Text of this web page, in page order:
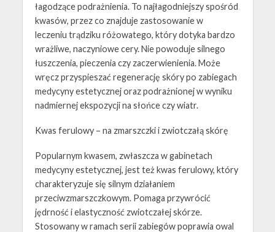
łagodzące podrażnienia. To najłagodniejszy spośród
kwasów, przez co znajduje zastosowanie w
leczeniu trądziku różowatego, który dotyka bardzo
wrażliwe, naczyniowe cery. Nie powoduje silnego
łuszczenia, pieczenia czy zaczerwienienia. Może
wręcz przyspieszać regenerację skóry po zabiegach
medycyny estetycznej oraz podrażnionej w wyniku
nadmiernej ekspozycji na słońce czy wiatr.
Kwas ferulowy – na zmarszczki i zwiotczałą skórę
Popularnym kwasem, zwłaszcza w gabinetach
medycyny estetycznej, jest też kwas ferulowy, który
charakteryzuje się silnym działaniem
przeciwzmarszczkowym. Pomaga przywrócić
jędrność i elastyczność zwiotczałej skórze.
Stosowany w ramach serii zabiegów poprawia owal